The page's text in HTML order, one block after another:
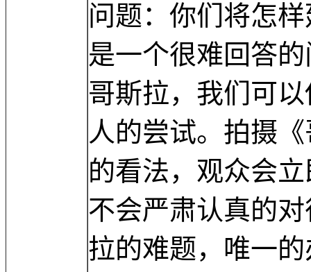
问题：你们将怎
是一个很难回答
哥斯拉，我们可
人的尝试。拍摄
的看法，观众会
不会严肃认真的
拉的难题，唯一